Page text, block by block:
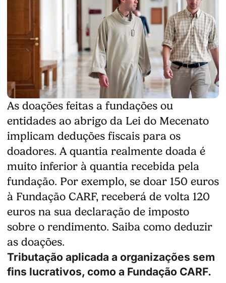
As doações feitas a fundações ou
entidades ao abrigo da Lei do Mecenato
implicam deduções fiscais para os
doadores. A quantia realmente doada é
muito inferior à quantia recebida pela
fundação. Por exemplo, se doar 150 euros
à Fundação CARF, receberá de volta 120
euros na sua declaração de imposto
sobre o rendimento. Saiba como deduzir
as doações.
Tributação aplicada a organizações sem
fins lucrativos, como a Fundação CARF.